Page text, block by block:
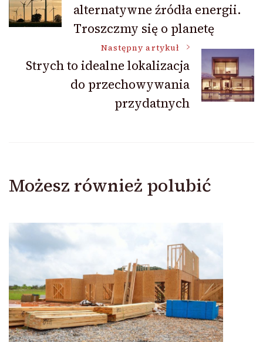
wpisualternatywne źródła energii.
Troszczmy się o planetę
Następny artykuł
Strych to idealne lokalizacja
do przechowywania
przydatnych
Możesz również polubić